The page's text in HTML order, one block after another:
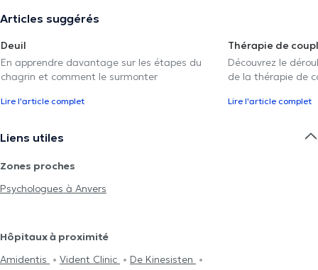
Articles suggérés
Deuil
En apprendre davantage sur les étapes du
chagrin et comment le surmonter
Lire l'article complet
Thérapie de
Découvrez le
de la thérapie de
Lire l'article complet
Liens utiles
Zones proches
Psychologues à Anvers
Hôpitaux à proximité
Amidentis
Vident Clinic
De Kinesisten